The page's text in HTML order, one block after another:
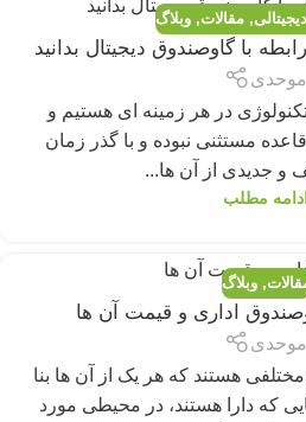
, مقالات, وبلاگ
با گاوصندوق دیجیتال بدانید
موحدی
در هر زمینه ای هستیم و
مستثنی نبوده و با گذر زمان
و جدیدی از آن ها...
ادامه مطلب
,وبلاگ
اداری و قیمت آن ها
موحدی
هستند که هر یک از آن ها بنا
که دارا هستند، در محیطی مورد